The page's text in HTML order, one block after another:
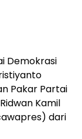
Demokrasi
Pakar Partai
Kamil
dari